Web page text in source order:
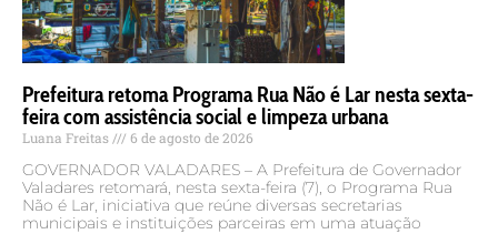
Prefeitura retoma Programa Rua Não é Lar nesta sexta-
feira com assistência social e limpeza urbana
Luana Freitas 6 de agosto de 2026
GOVERNADOR VALADARES – A Prefeitura de Governador
Valadares retomará, nesta sexta-feira (7), o Programa Rua
Não é Lar, iniciativa que reúne diversas secretarias
municipais e instituições parceiras em uma atuação